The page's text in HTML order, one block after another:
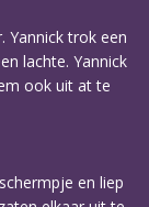
Yannick trok een
lachte. Yannick
ook uit at te
en liep